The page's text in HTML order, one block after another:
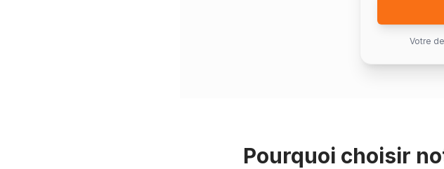
Votre
Pourquoi choisir